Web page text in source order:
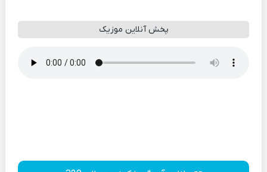
پخش آنلاین موزیک